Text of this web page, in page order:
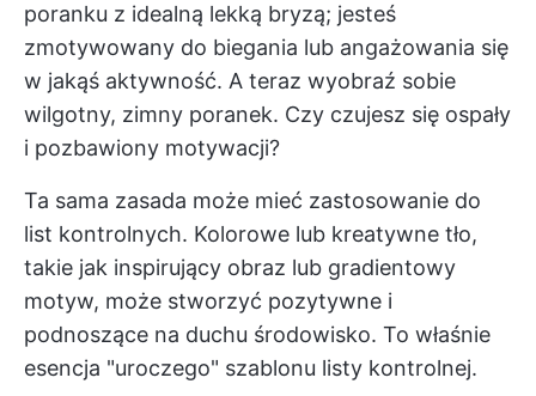
poranku z idealną lekką bryzą; jesteś
zmotywowany do biegania lub angażowania się
w jakąś aktywność. A teraz wyobraź sobie
wilgotny, zimny poranek. Czy czujesz się ospały
i pozbawiony motywacji?
Ta sama zasada może mieć zastosowanie do
list kontrolnych. Kolorowe lub kreatywne tło,
takie jak inspirujący obraz lub gradientowy
motyw, może stworzyć pozytywne i
podnoszące na duchu środowisko. To właśnie
esencja "uroczego" szablonu listy kontrolnej.